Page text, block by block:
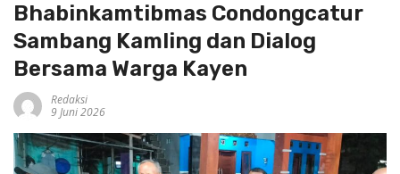
Bhabinkamtibmas Condongcatur
Sambang Kamling dan Dialog
Bersama Warga Kayen
Redaksi
9 Juni 2026